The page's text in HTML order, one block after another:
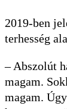
2019-ben
terhesség
– Abszolút
magam.
magam.